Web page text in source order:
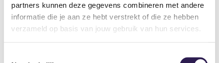
partners kunnen deze gegevens combineren met andere
informatie die je aan ze hebt verstrekt of die ze hebben
verzameld op basis van jouw gebruik van hun services.
Tricep bench dips
Tricep bench dips is een variatie waarbij je met je handen
graden naar beneden laat zakken en jezelf weer omhoog